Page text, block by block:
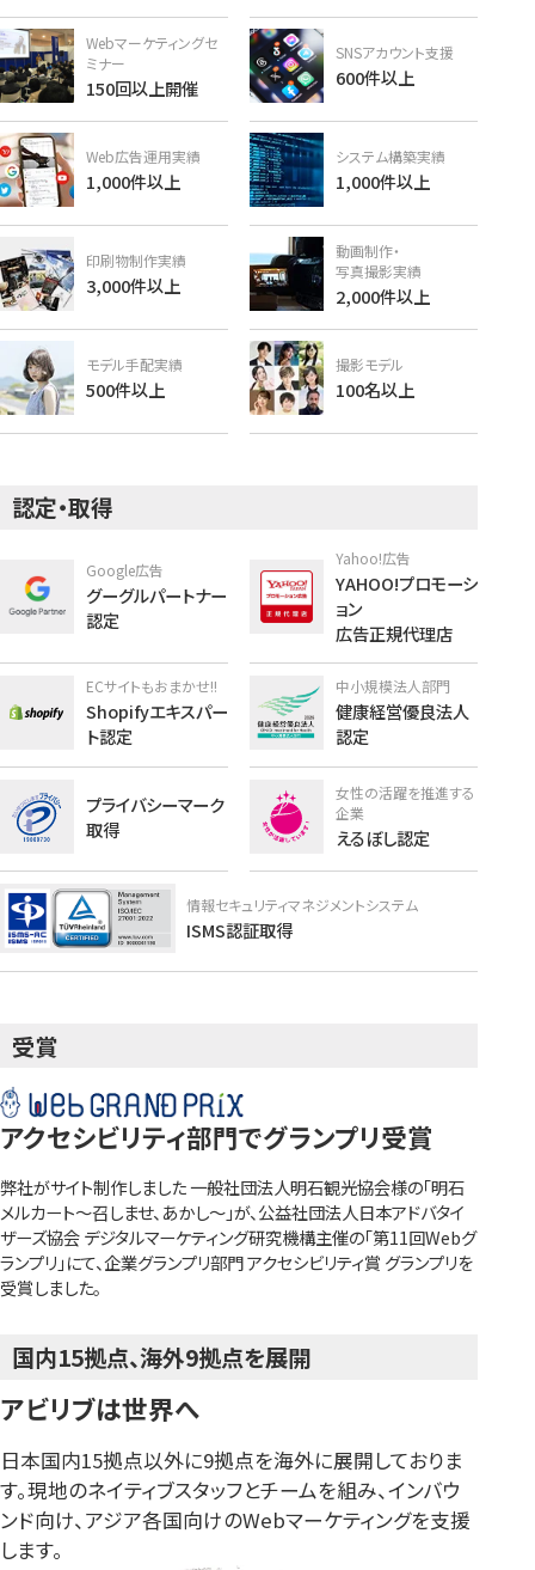
Webマーケティングセ
ミナー
150回以上開催
SNSアカウント支援
600件以上
Web広告運用実績
1,000件以上
システム構築実績
1,000件以上
印刷物制作実績
3,000件以上
動画制作・
写真撮影実績
2,000件以上
モデル手配実績
500件以上
撮影モデル
100名以上
認定・取得
Google広告
グーグルパートナー
認定
Yahoo!広告
YAHOO!プロモーシ
ョン
広告正規代理店
ECサイトもおまかせ!!
Shopifyエキスパー
ト認定
中小規模法人部門
健康経営優良法人
認定
プライバシーマーク
取得
女性の活躍を推進する
企業
えるぼし認定
情報セキュリティマネジメントシステム
ISMS認証取得
受賞
アクセシビリティ部門でグランプリ受賞
弊社がサイト制作しました 一般社団法人明石観光協会様の「明石
メルカート～召しませ、あかし～」が、公益社団法人日本アドバタイ
ザーズ協会 デジタルマーケティング研究機構主催の「第11回Webグ
ランプリ」にて、企業グランプリ部門 アクセシビリティ賞 グランプリを
受賞しました。
国内15拠点、海外9拠点を展開
アビリブは世界へ
日本国内15拠点以外に9拠点を海外に展開しておりま
す。現地のネイティブスタッフとチームを組み、インバウ
ンド向け、アジア各国向けのWebマーケティングを支援
します。